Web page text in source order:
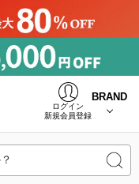
ログイン
新規会員登録
BRAND